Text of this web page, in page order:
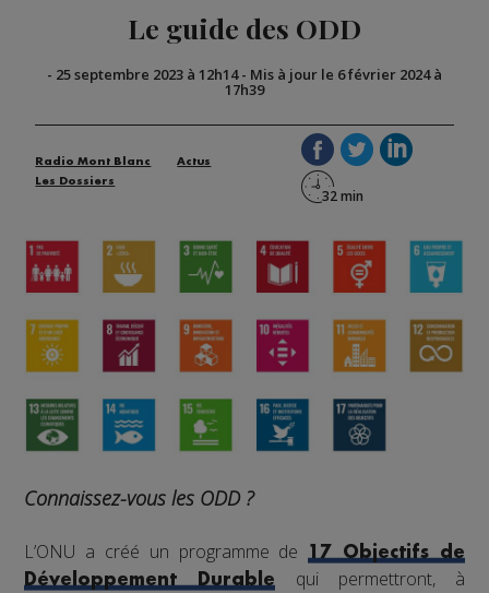
Le guide des ODD
- 25 septembre 2023 à 12h14- Mis à jour le 6 février 2024 à
17h39
Radio Mont Blanc
Actus
Les Dossiers
Connaissez-vous les ODD ?
L’ONU a créé un programme de17 Objectifs de
Développement Durable
qui permettront, à